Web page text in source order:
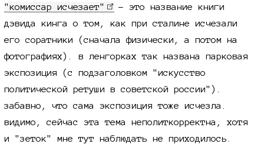
"комиссар исчезает"
- это название книги
дэвида кинга о том, как при сталине исчезали
его соратники (сначала физически, а потом на
фотографиях). в ленгорках так названа парковая
экспозиция (с подзаголовком "искусство
политической ретуши в советской россии").
забавно, что сама экспозиция тоже исчезла.
видимо, сейчас эта тема неполиткорректна, хотя
и "зеток" мне тут наблюдать не приходилось.